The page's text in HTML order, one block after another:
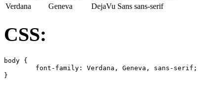
Verdana
Geneva DejaVu Sans sans-serif
CSS:
body {
}